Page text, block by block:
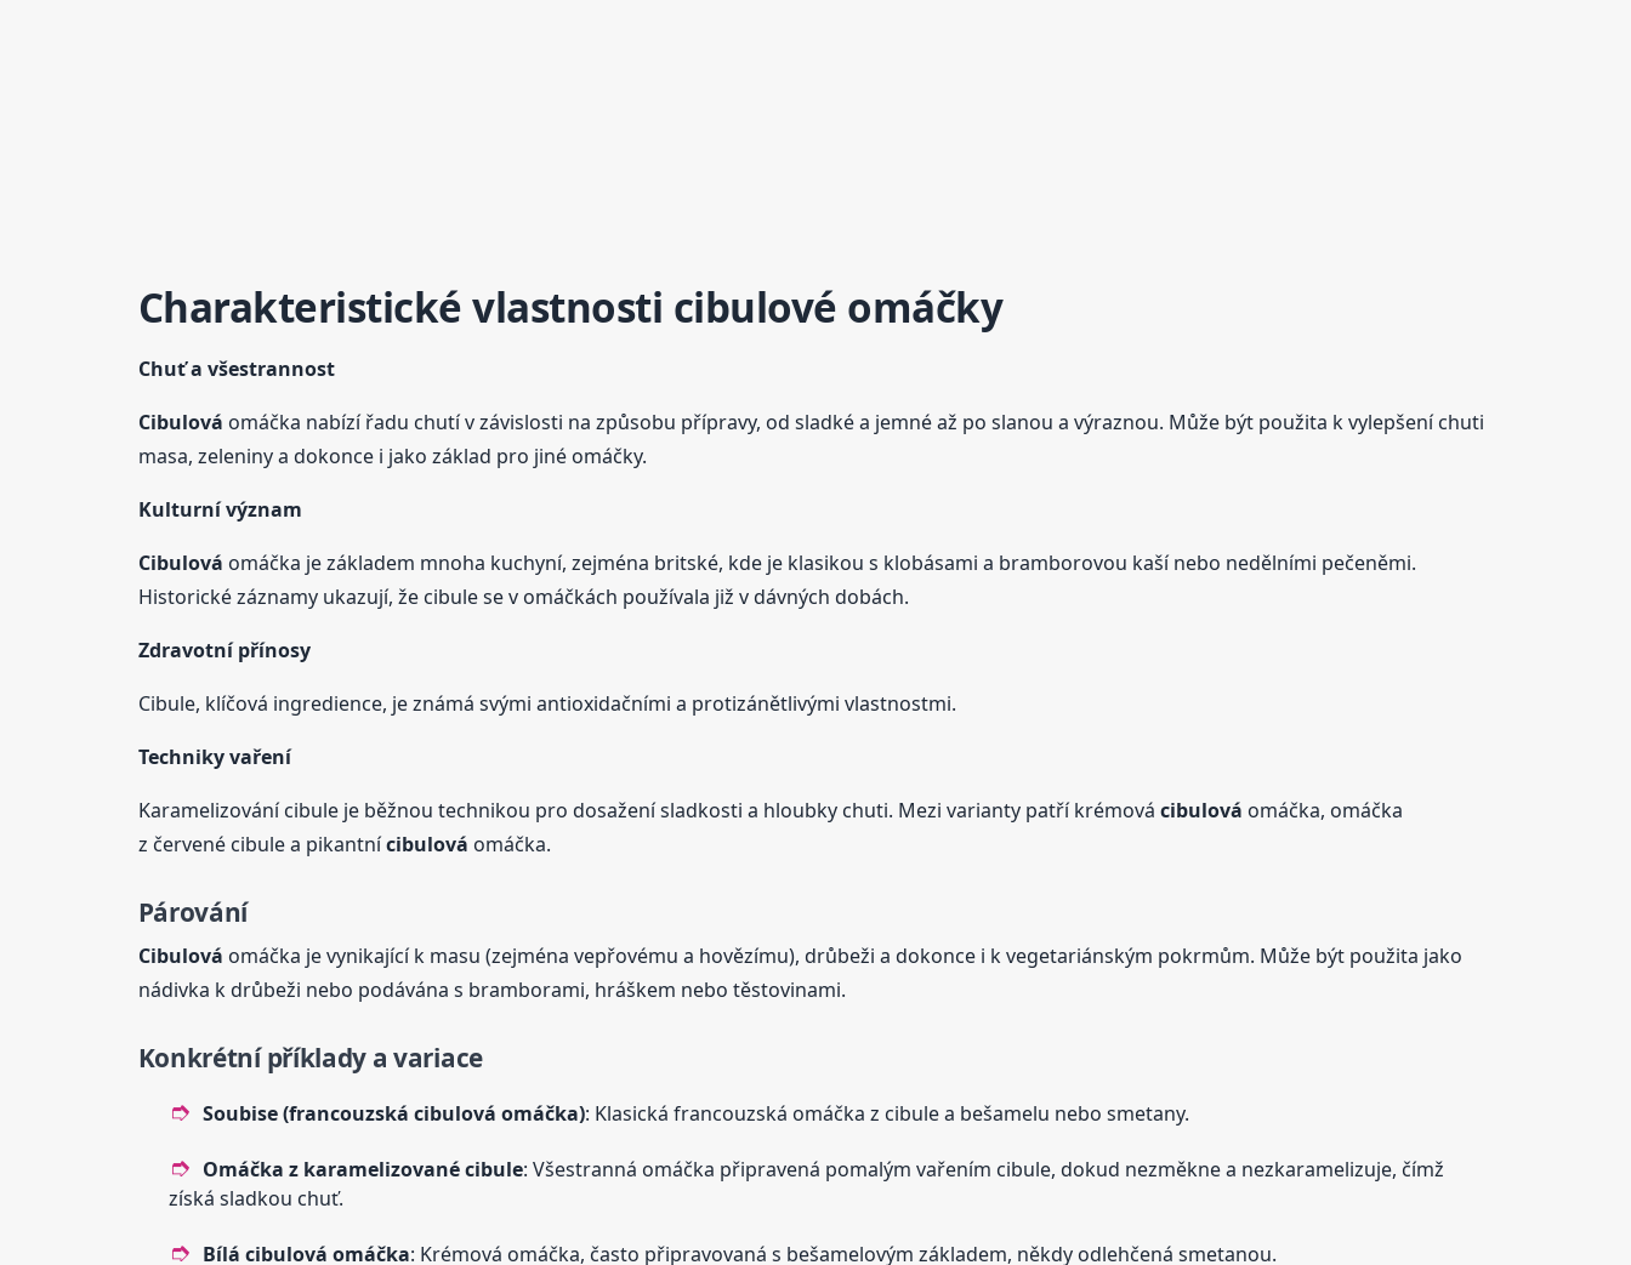
Charakteristické vlastnosti cibulové omáčky
Chuť a všestrannost
Cibulová omáčka nabízí řadu chutí v závislosti na způsobu přípravy, od sladké a jemné až po slanou a výraznou. Může být použita k vylepšení chuti
masa, zeleniny a dokonce i jako základ pro jiné omáčky.
Kulturní význam
Cibulová omáčka je základem mnoha kuchyní, zejména britské, kde je klasikou s klobásami a bramborovou kaší nebo nedělními pečeněmi.
Historické záznamy ukazují, že cibule se v omáčkách používala již v dávných dobách.
Zdravotní přínosy
Cibule, klíčová ingredience, je známá svými antioxidačními a protizánětlivými vlastnostmi.
Techniky vaření
Karamelizování cibule je běžnou technikou pro dosažení sladkosti a hloubky chuti. Mezi varianty patří krémová cibulová omáčka, omáčka
z červené cibule a pikantnícibulová omáčka.
Párování
Cibulová omáčka je vynikající k masu (zejména vepřovému a hovězímu), drůbeži a dokonce i k vegetariánským pokrmům. Může být použita jako
nádivka k drůbeži nebo podávána s bramborami, hráškem nebo těstovinami.
Konkrétní příklady a variace
Soubise (francouzská cibulová omáčka): Klasická francouzská omáčka z cibule a bešamelu nebo smetany.
Omáčka z karamelizované cibule: Všestranná omáčka připravená pomalým vařením cibule, dokud nezměkne a nezkaramelizuje, čímž
získá sladkou chuť.
Bílá cibulová omáčka: Krémová omáčka, často připravovaná s bešamelovým základem, někdy odlehčená smetanou.